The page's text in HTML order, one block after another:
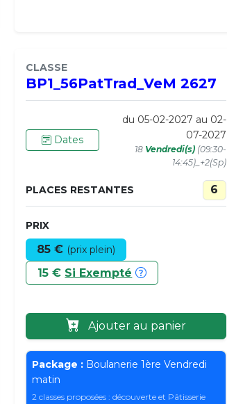
CLASSE
BP1_56PatTrad_VeM 2627
Dates
du 05-02-2027 au 02-
07-2027
18 Vendredi(s)(09:30-
14:45)_+2(Sp)
PLACES RESTANTES 6
PRIX
85 € (prix plein)
15 € Si Exempté
Ajouter au panier
Package : Boulanerie 1ère Vendredi
matin
2 classes proposées : découverte et Pâtisserie